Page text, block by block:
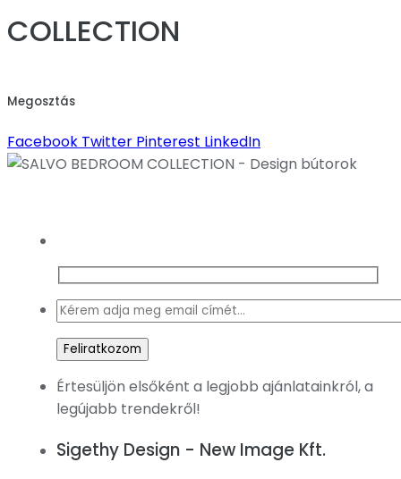
COLLECTION
Megosztás
Facebook Twitter Pinterest LinkedIn
Értesüljön elsőként a legjobb ajánlatainkról, a
legújabb trendekről!
Sigethy Design - New Image Kft.